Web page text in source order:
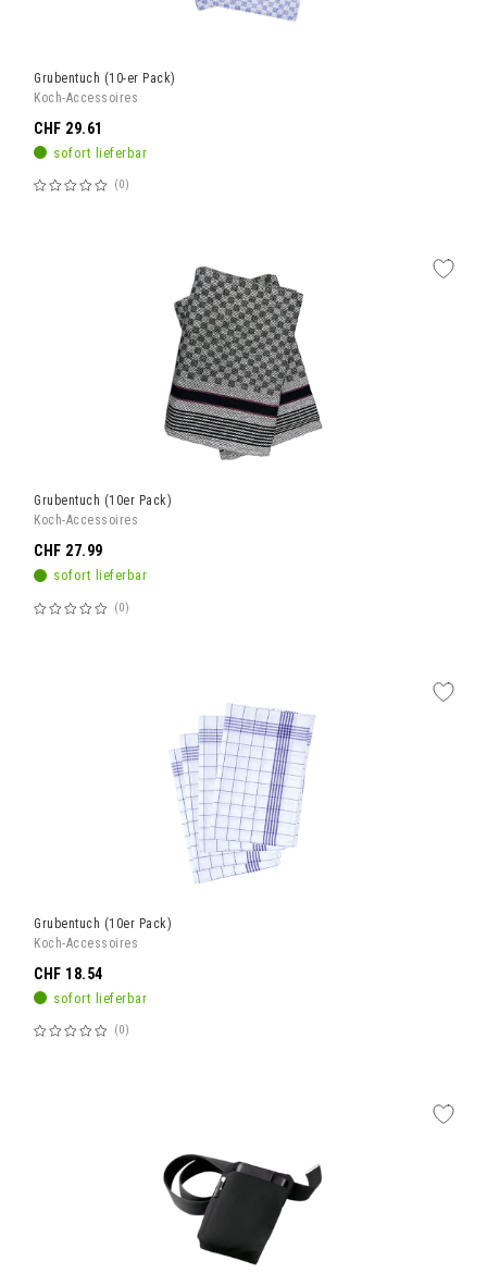
Grubentuch (10-er Pack)
Koch-Accessoires
sofort lieferbar
Bewertung:
0
CHF 29.61
Grubentuch (10er Pack)
Koch-Accessoires
sofort lieferbar
Bewertung:
0
CHF 27.99
Grubentuch (10er Pack)
Koch-Accessoires
sofort lieferbar
Bewertung:
0
CHF 18.54